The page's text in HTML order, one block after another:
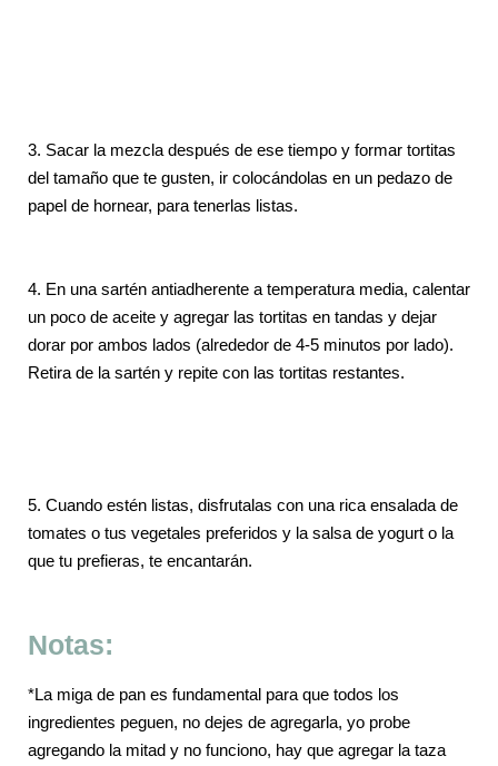
3. Sacar la mezcla después de ese tiempo y formar tortitas
del tamaño que te gusten, ir colocándolas en un pedazo de
papel de hornear, para tenerlas listas.
4. En una sartén antiadherente a temperatura media, calentar
un poco de aceite y agregar las tortitas en tandas y dejar
dorar por ambos lados (alrededor de 4-5 minutos por lado).
Retira de la sartén y repite con las tortitas restantes.
5. Cuando estén listas, disfrutalas con una rica ensalada de
tomates o tus vegetales preferidos y la salsa de yogurt o la
que tu prefieras, te encantarán.
Notas:
*La miga de pan es fundamental para que todos los
ingredientes peguen, no dejes de agregarla, yo probe
agregando la mitad y no funciono, hay que agregar la taza